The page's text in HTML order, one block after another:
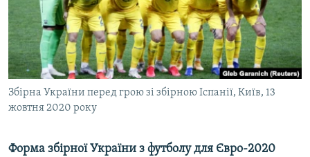
СВІДЧЕННЯ ОКУПАЦІЇ
УКРАЇНСЬКА ПРОБЛЕМА КРИМУ
ІНФОГРАФІКА
Русский
Qırımtatar
ДОЛУЧАЙСЯ!
Збірна України перед грою зі збірною Іспанії, Київ, 13
жовтня 2020 року
Форма збірної України з футболу для Євро-2020